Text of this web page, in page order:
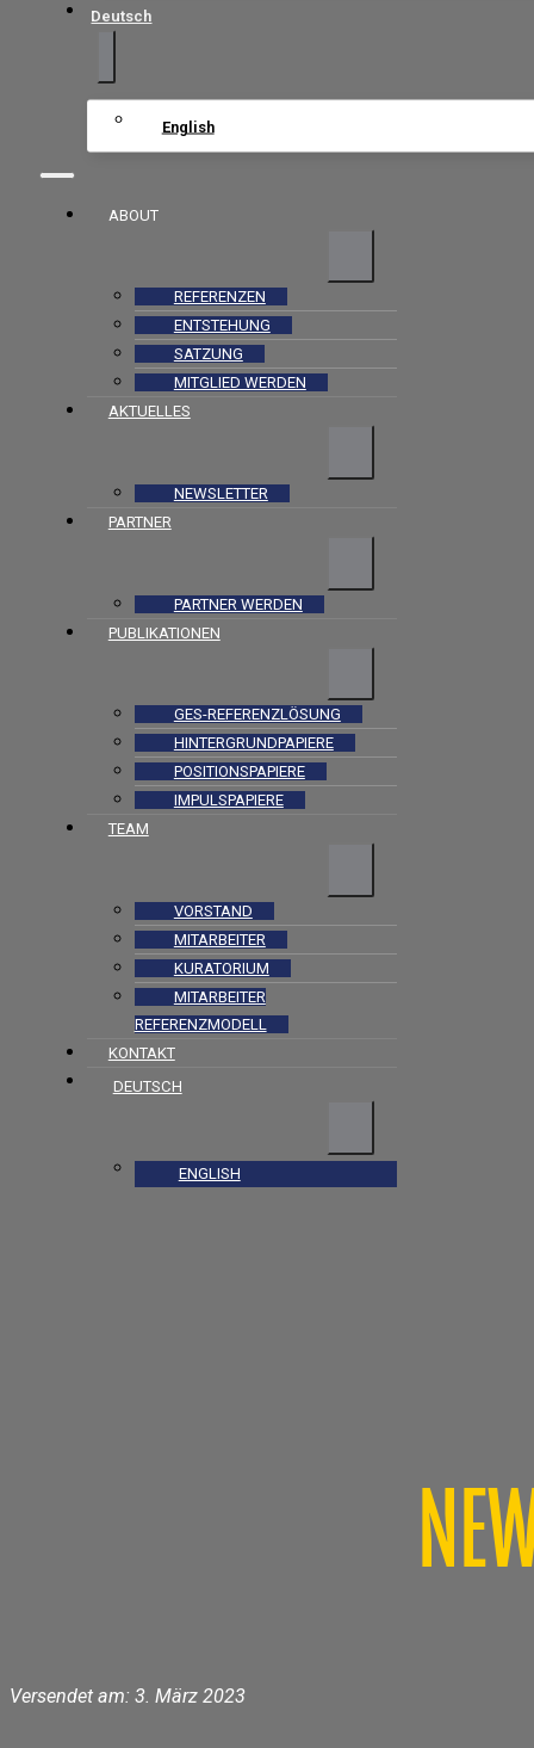
Deutsch
English
ABOUT
REFERENZEN
ENTSTEHUNG
SATZUNG
MITGLIED WERDEN
AKTUELLES
NEWSLETTER
PARTNER
PARTNER WERDEN
PUBLIKATIONEN
GES-REFERENZLÖSUNG
HINTERGRUNDPAPIERE
POSITIONSPAPIERE
IMPULSPAPIERE
TEAM
VORSTAND
MITARBEITER
KURATORIUM
MITARBEITER
REFERENZMODELL
KONTAKT
DEUTSCH
ENGLISH
Versendet am: 3. März 2023